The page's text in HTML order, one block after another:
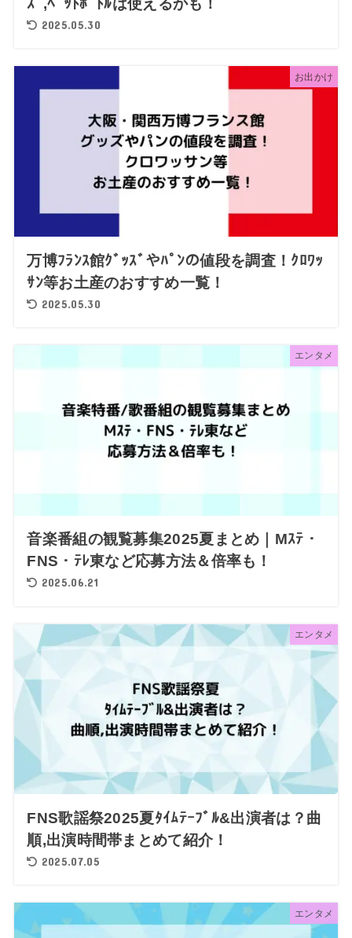
ｽﾞ,ﾍﾟｯﾄﾎﾞﾄﾙは使えるかも！
2025.05.30
お出かけ
万博ﾌﾗﾝｽ館ｸﾞｯｽﾞやﾊﾟﾝの値段を調査！ｸﾛﾜｯ
ｻﾝ等お土産のおすすめ一覧！
2025.05.30
エンタメ
音楽番組の観覧募集2025夏まとめ｜Mｽﾃ・
FNS・ﾃﾚ東など応募方法＆倍率も！
2025.06.21
エンタメ
FNS歌謡祭2025夏ﾀｲﾑﾃｰﾌﾞﾙ&出演者は？曲
順,出演時間帯まとめて紹介！
2025.07.05
エンタメ